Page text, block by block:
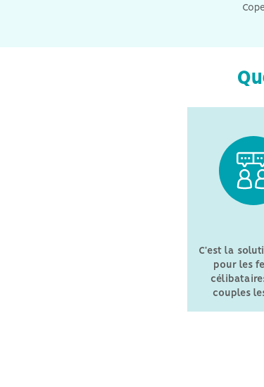
C'est la
pour les
couples